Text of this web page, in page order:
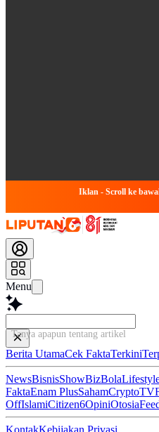
Iklan - Scroll ke
Menu
Tanya apapun tentang artikel ini...
Berita UtamaCek FaktaTerkini
NewsBisnisShowBizBola
FaktaEnam PlusSahamCryptoTV
OffIslamiCitizen6OpiniOtosia